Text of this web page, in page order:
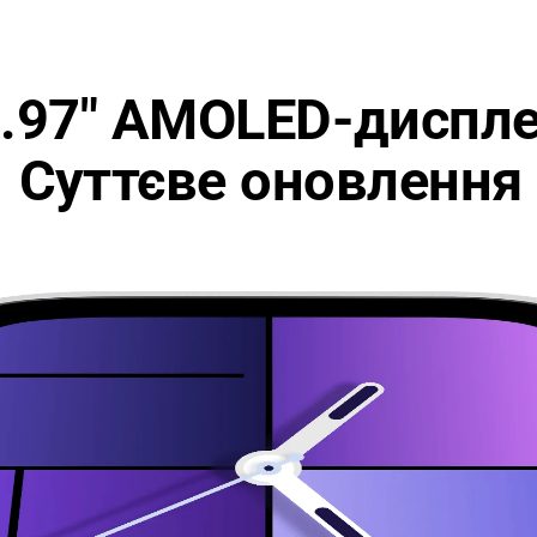
AMOLED-
Суттєве оновлення